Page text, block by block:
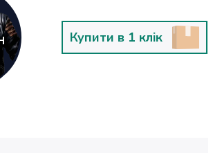
Купити в 1 клік